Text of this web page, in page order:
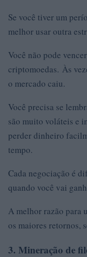
Se você tiver um
melhor usar outra
Você não pode
criptomoedas. Às
o mercado caiu.
Você precisa se
são muito voláteis e
perder dinheiro
tempo.
Cada negociação é
quando você vai
A melhor razão para
os maiores retornos,
3. Mineração de